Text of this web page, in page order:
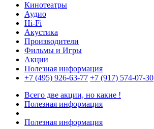
Кинотеатры
Аудио
Hi-Fi
Акустика
Производители
Фильмы и Игры
Акции
Полезная информация
+7 (495) 926-63-77 +7 (917) 574-07-30
Всего две акции, но какие !
Полезная информация
Полезная информация